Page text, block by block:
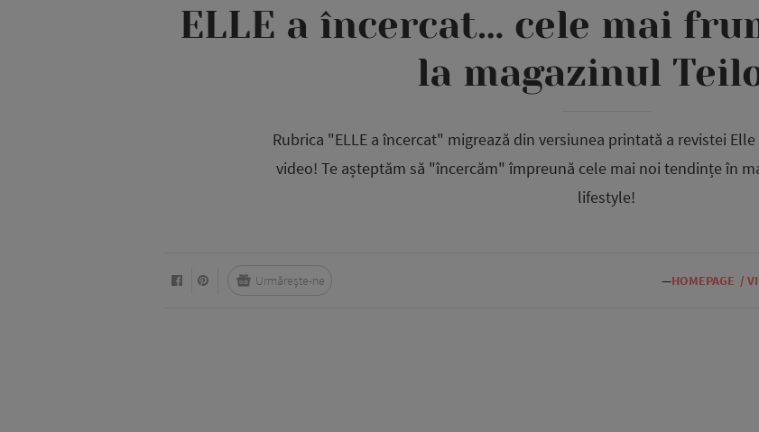
ELLE a încercat… cele mai
la magazinul
Rubrica "ELLE a încercat" migrează din versiunea printată a revistei
video! Te așteptăm să "încercăm" împreună cele mai noi tendințe în
lifestyle!
—HOMEPAGE /
Urmărește-ne